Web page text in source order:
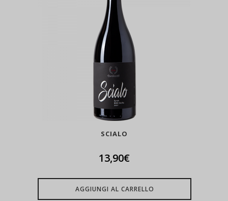
SCIALO
13,90€
AGGIUNGI AL CARRELLO